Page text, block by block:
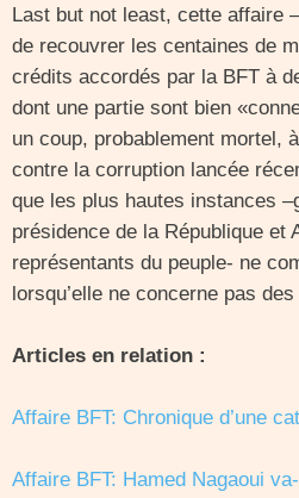
Last but not least, cette affaire
de recouvrer les centaines de
crédits accordés par la BFT à
dont une partie sont bien
un coup, probablement mortel,
contre la corruption lancée
que les plus hautes instances
présidence de la République et
représentants du peuple- ne
lorsqu’elle ne concerne pas
Articles en relation :
Affaire BFT: Chronique d’une
Affaire BFT: Hamed Nagaoui